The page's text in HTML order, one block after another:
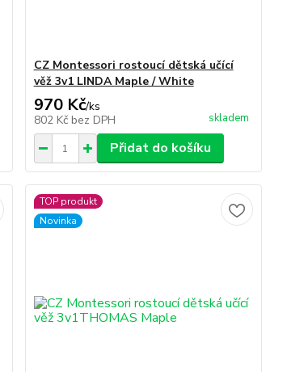
CZ Montessori rostoucí dětská učící
věž 3v1 LINDA Maple / White
970 Kč/ks
802 Kč bez DPH skladem
Přidat do košíku
TOP produkt
Novinka